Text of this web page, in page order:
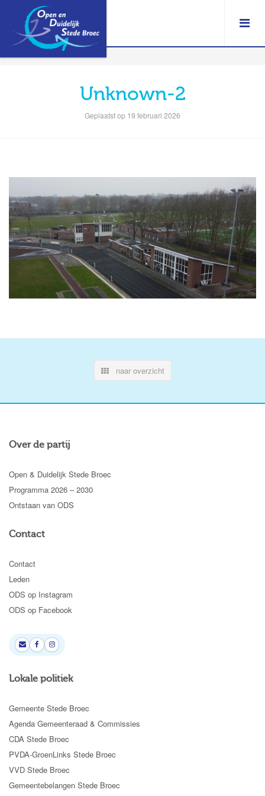
Unknown-2
Geplaatst op 19 februari 2026
naar overzicht
Over de partij
Open & Duidelijk Stede Broec
Programma 2026 – 2030
Ontstaan van ODS
Contact
Contact
Leden
ODS op Instagram
ODS op Facebook
Lokale politiek
Gemeente Stede Broec
Agenda Gemeenteraad & Commissies
CDA Stede Broec
PVDA-GroenLinks Stede Broec
VVD Stede Broec
Gemeentebelangen Stede Broec